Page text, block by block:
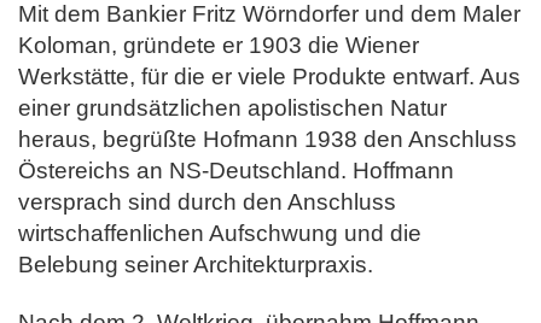
Mit dem Bankier Fritz Wörndorfer und dem Maler
Koloman, gründete er 1903 die Wiener
Werkstätte, für die er viele Produkte entwarf. Aus
einer grundsätzlichen apolistischen Natur
heraus, begrüßte Hofmann 1938 den Anschluss
Östereichs an NS-Deutschland. Hoffmann
versprach sind durch den Anschluss
wirtschaffenlichen Aufschwung und die
Belebung seiner Architekturpraxis.